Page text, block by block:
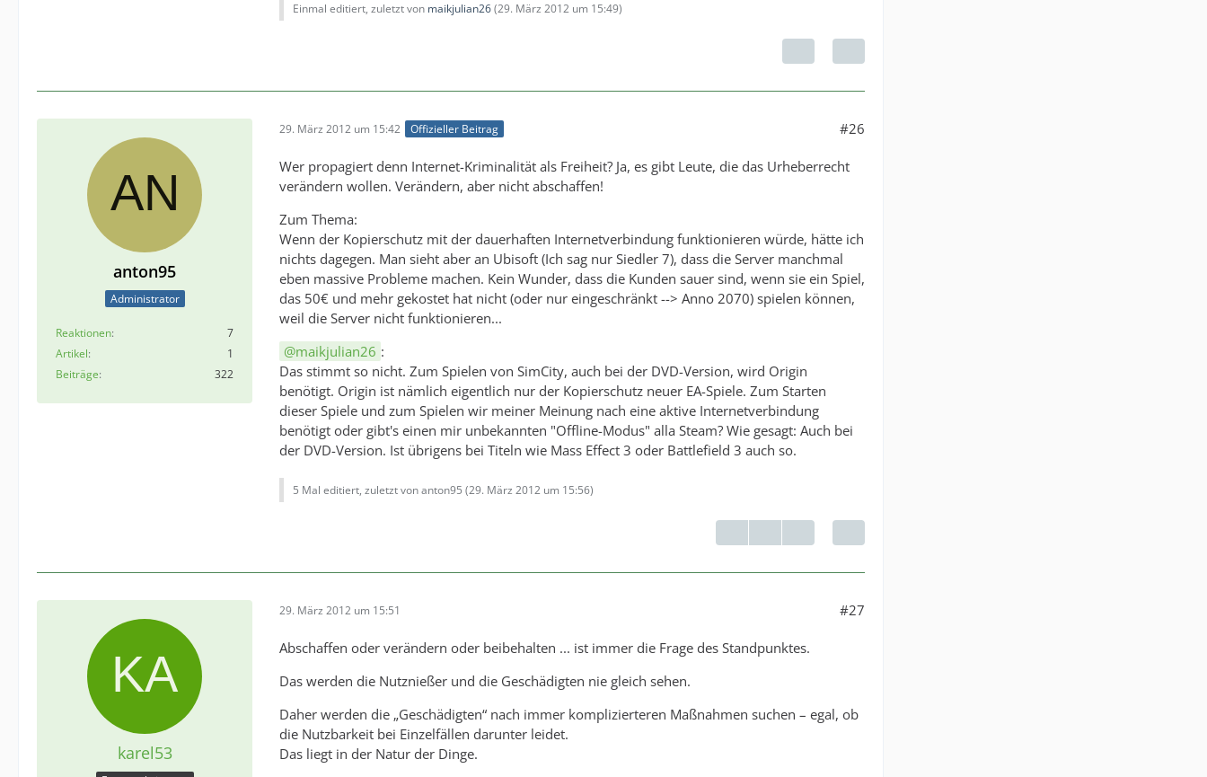
Einmal editiert, zuletzt von maikjulian26(29. März 2012 um 15:49)
anton95
Administrator
Reaktionen
7
Artikel
1
Beiträge
322
29. März 2012 um 15:42 Offizieller Beitrag #26
Wer propagiert denn Internet-Kriminalität als Freiheit? Ja, es gibt Leute, die das Urheberrecht
verändern wollen. Verändern, aber nicht abschaffen!
Zum Thema:
Wenn der Kopierschutz mit der dauerhaften Internetverbindung funktionieren würde, hätte ich
nichts dagegen. Man sieht aber an Ubisoft (Ich sag nur Siedler 7), dass die Server manchmal
eben massive Probleme machen. Kein Wunder, dass die Kunden sauer sind, wenn sie ein Spiel,
das 50€ und mehr gekostet hat nicht (oder nur eingeschränkt --> Anno 2070) spielen können,
weil die Server nicht funktionieren...
maikjulian26 :
Das stimmt so nicht. Zum Spielen von SimCity, auch bei der DVD-Version, wird Origin
benötigt. Origin ist nämlich eigentlich nur der Kopierschutz neuer EA-Spiele. Zum Starten
dieser Spiele und zum Spielen wir meiner Meinung nach eine aktive Internetverbindung
benötigt oder gibt's einen mir unbekannten "Offline-Modus" alla Steam? Wie gesagt: Auch bei
der DVD-Version. Ist übrigens bei Titeln wie Mass Effect 3 oder Battlefield 3 auch so.
5 Mal editiert, zuletzt von anton95 (29. März 2012 um 15:56)
karel53
29. März 2012 um 15:51 #27
Abschaffen oder verändern oder beibehalten ... ist immer die Frage des Standpunktes.
Das werden die Nutznießer und die Geschädigten nie gleich sehen.
Daher werden die „Geschädigten“ nach immer komplizierteren Maßnahmen suchen – egal, ob
die Nutzbarkeit bei Einzelfällen darunter leidet.
Das liegt in der Natur der Dinge.